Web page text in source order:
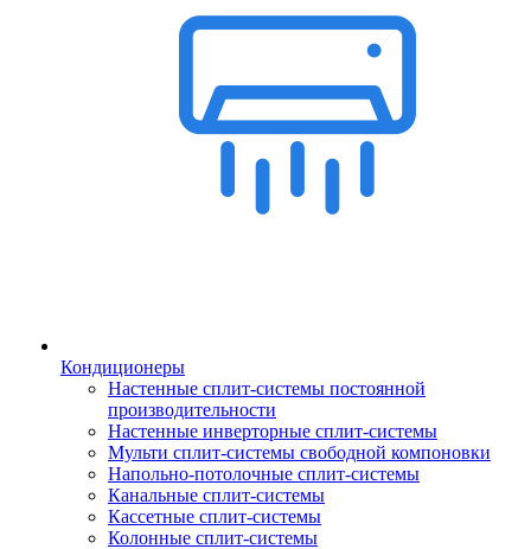
Кондиционеры
Настенные сплит-системы постоянной
производительности
Настенные инверторные сплит-системы
Мульти сплит-системы свободной компоновки
Напольно-потолочные сплит-системы
Канальные сплит-системы
Кассетные сплит-системы
Колонные сплит-системы